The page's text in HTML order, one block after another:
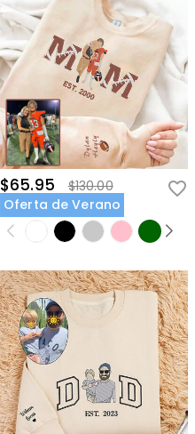
$65.95
$130.00
Oferta de Verano